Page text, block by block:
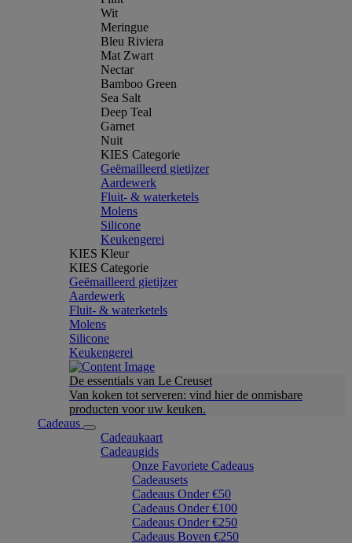
Wit
Meringue
Bleu Riviera
Mat Zwart
Nectar
Bamboo Green
Sea Salt
Deep Teal
Garnet
Nuit
KIES Categorie
Geëmailleerd gietijzer
Aardewerk
Fluit- & waterketels
Molens
Silicone
Keukengerei
KIES Kleur
KIES Categorie
Geëmailleerd gietijzer
Aardewerk
Fluit- & waterketels
Molens
Silicone
Keukengerei
De essentials van Le Creuset
Van koken tot serveren: vind hier de onmisbare
producten voor uw keuken.
Cadeaus
Cadeaukaart
Cadeaugids
Onze Favoriete Cadeaus
Cadeausets
Cadeaus Onder €50
Cadeaus Onder €100
Cadeaus Onder €250
Cadeaus Boven €250